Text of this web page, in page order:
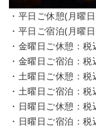
・平日ご休憩(月曜
・平日ご宿泊(月曜
・金曜日ご休憩： 税
・金曜日ご宿泊： 税
・土曜日ご休憩：税
・土曜日ご宿泊：税
・日曜日ご休憩：税
・日曜日ご宿泊：税